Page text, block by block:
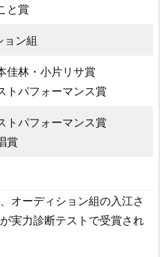
と賞
ョン組
佳林・小片リサ賞
トパフォーマンス賞
トパフォーマンス賞
賞
オーディション組の入江さ
実力診断テストで受賞され